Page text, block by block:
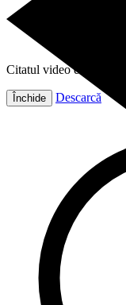
Citatul video este gata!
Închide Descarcă